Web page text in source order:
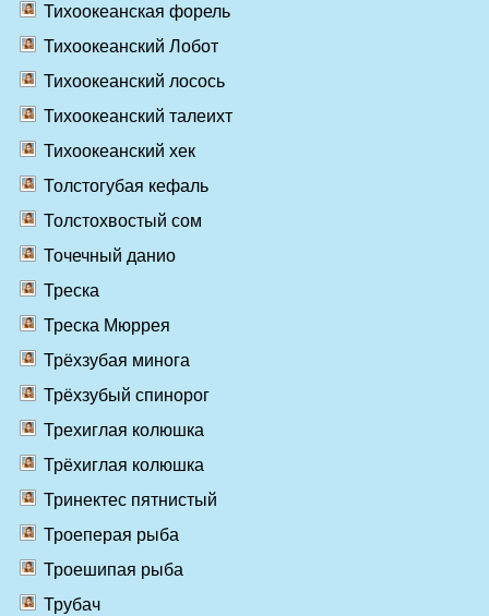
Тихоокеанская форель
Тихоокеанский Лобот
Тихоокеанский лосось
Тихоокеанский талеихт
Тихоокеанский хек
Толстогубая кефаль
Толстохвостый сом
Точечный данио
Треска
Треска Мюррея
Трёхзубая минога
Трёхзубый спинорог
Трехиглая колюшка
Трёхиглая колюшка
Тринектес пятнистый
Троеперая рыба
Троешипая рыба
Трубач